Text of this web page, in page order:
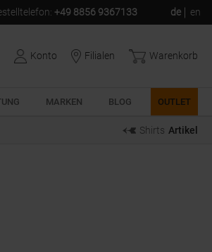
: +49 8856 9367133 de en
Konto Filialen Warenkorb
MARKEN BLOG OUTLET
Shirts Artikel